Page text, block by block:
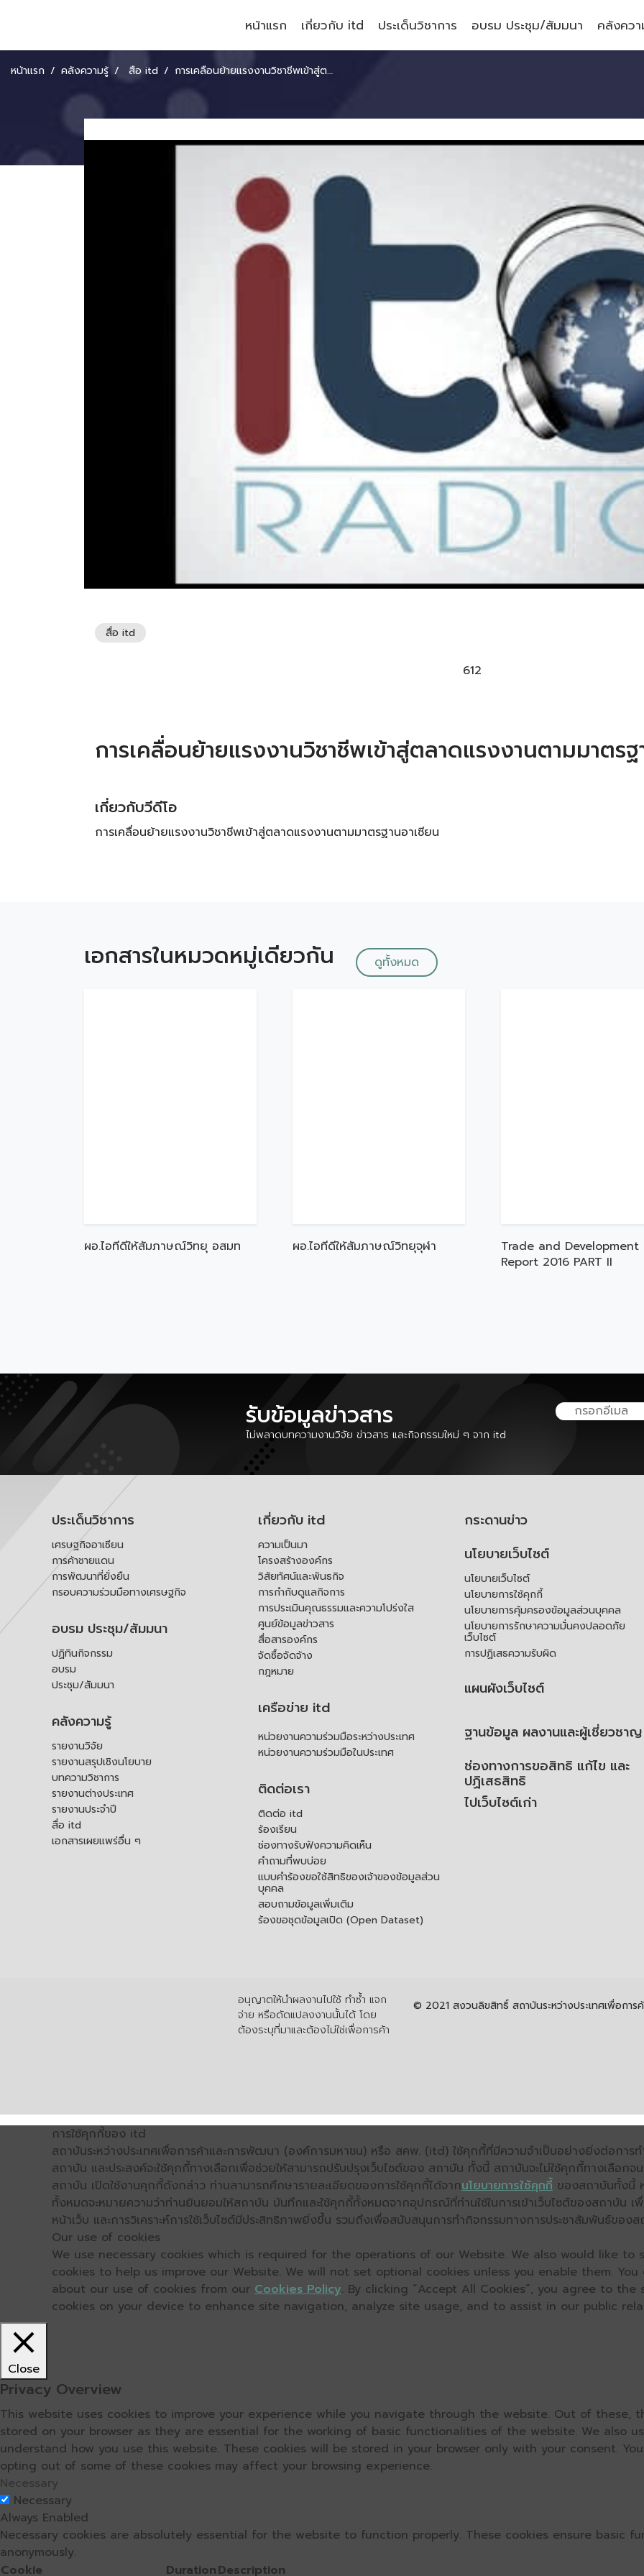
หน้าแรก เกี่ยวกับ itd ประเด็นวิชาการ อบรม ประชุม/สัมมนา คลังคว
หน้าแรก คลังความรู้ สื่อ itd การเคลื่อนย้ายแรงงานวิชาชีพเข้าสู่ตลาดแรงงานตามมาตรฐานอาเซียน
สื่อ itd
612
การเคลื่อนย้ายแรงงานวิชาชีพเข้าสู่ตลาดแรงงานตามมาตรฐ
เกี่ยวกับวีดีโอ
การเคลื่อนย้ายแรงงานวิชาชีพเข้าสู่ตลาดแรงงานตามมาตรฐานอาเซียน
เอกสารในหมวดหมู่เดียวกัน ดูทั้งหมด
ผอ.ไอทีดีให้สัมภาษณ์วิทยุ อสมท ผอ.ไอทีดีให้สัมภาษณ์วิทยุจุฬา
Trade and Development
Report 2016 PART II
รับข้อมูลข่าวสาร
ไม่พลาดบทความงานวิจัย ข่าวสาร และกิจกรรมใหม่ ๆ จาก itd
ประเด็นวิชาการ
เศรษฐกิจอาเซียน
การค้าชายแดน
การพัฒนาที่ยั่งยืน
กรอบความร่วมมือทางเศรษฐกิจ
อบรม ประชุม/สัมมนา
ปฏิทินกิจกรรม
อบรม
ประชุม/สัมมนา
คลังความรู้
รายงานวิจัย
รายงานสรุปเชิงนโยบาย
บทความวิชาการ
รายงานต่างประเทศ
รายงานประจำปี
สื่อ itd
เอกสารเผยแพร่อื่น ๆ
เกี่ยวกับ itd
ความเป็นมา
โครงสร้างองค์กร
วิสัยทัศน์และพันธกิจ
การกำกับดูแลกิจการ
การประเมินคุณธรรมและความโปร่งใส
ศูนย์ข้อมูลข่าวสาร
สื่อสารองค์กร
จัดซื้อจัดจ้าง
กฎหมาย
เครือข่าย itd
หน่วยงานความร่วมมือระหว่างประเทศ
หน่วยงานความร่วมมือในประเทศ
ติดต่อเรา
ติดต่อ itd
ร้องเรียน
ช่องทางรับฟังความคิดเห็น
คำถามที่พบบ่อย
แบบคำร้องขอใช้สิทธิของเจ้าของข้อมูลส่วน
บุคคล
สอบถามข้อมูลเพิ่มเติม
ร้องขอชุดข้อมูลเปิด (Open Dataset)
กระดานข่าว
นโยบายเว็บไซต์
นโยบายเว็บไซต์
นโยบายการใช้คุกกี้
นโยบายการคุ้มครองข้อมูลส่วนบุคคล
นโยบายการรักษาความมั่นคงปลอดภัย
เว็บไซต์
การปฏิเสธความรับผิด
แผนผังเว็บไซต์
ฐานข้อมูล ผลงานและผู้เชี่ยวชาญ
ช่องทางการขอสิทธิ แก้ไข และ
ปฏิเสธสิทธิ
ไปเว็บไซต์เก่า
อนุญาตให้นำผลงานไปใช้ ทำซ้ำ แจก
จ่าย หรือดัดแปลงงานนั้นได้ โดย
ต้องระบุที่มาและต้องไม่ใช่เพื่อการค้า
© 2021 สงวนลิขสิทธิ์ สถาบันระหว่างประเทศเพื่อกา
การใช้คุกกี้ของ itd
สถาบันระหว่างประเทศเพื่อการค้าและการพัฒนา (องค์การมหาชน) หรือ สคพ. (itd) ใช้คุกกี้ที่มีความจำเป็นอย่างยิ่งต่อการ
สถาบัน และประสงค์จะใช้คุกกี้ทางเลือกเพื่อช่วยให้สามารถปรับปรุงเว็บไซต์ของ สถาบัน ทั้งนี้ สถาบันจะไม่ใช้คุกกี้ทางเลือก
สถาบัน เปิดใช้งานคุกกี้ดังกล่าว ท่านสามารถศึกษารายละเอียดของการใช้คุกกี้ได้จากนโยบายการใช้คุกกี้ ของสถาบันทั้งนี้
ทั้งหมดจะหมายความว่าท่านยินยอมให้สถาบัน บันทึกและใช้คุกกี้ทั้งหมดจากอุปกรณ์ที่ท่านใช้ในการเข้าเว็บไซต์ของสถาบัน เพื่
หน้าเว็บ และการวิเคราะห์การใช้เว็บไซต์มีประสิทธิภาพยิ่งขึ้น รวมถึงเพื่อสนับสนุนการทำกิจกรรมทางการประชาสัมพันธ์ของ
Our use of cookies
We use necessary cookies which is required for the operations of our Website. We also would like to
cookies to help us improve our Website. We will not set optional cookies unless you enable them. You
about our use of cookies from our Cookies Policy. By clicking “Accept All Cookies”, you agree to
cookies on your device to enhance site navigation, analyze site usage, and to assist in our public
Close
Privacy Overview
This website uses cookies to improve your experience while you navigate through the website. Out of these,
stored on your browser as they are essential for the working of basic functionalities of the website. We also
understand how you use this website. These cookies will be stored in your browser only with your consent.
opting out of some of these cookies may affect your browsing experience.
Necessary
Necessary
Always Enabled
Necessary cookies are absolutely essential for the website to function properly. These cookies ensure basic
anonymously.
Cookie
DurationDescription